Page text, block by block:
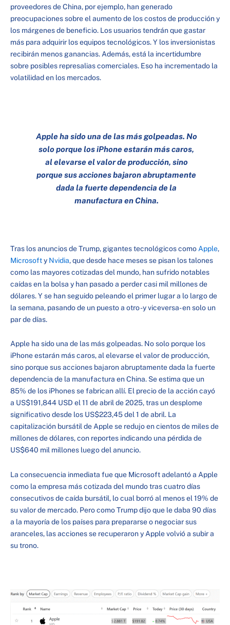
proveedores de China, por ejemplo, han generado
preocupaciones sobre el aumento de los costos de producción y
los márgenes de beneficio. Los usuarios tendrán que gastar
más para adquirir los equipos tecnológicos. Y los inversionistas
recibirán menos ganancias. Además, está la incertidumbre
sobre posibles represalias comerciales. Eso ha incrementado la
volatilidad en los mercados.
Apple ha sido una de las más golpeadas. No
solo porque los iPhone estarán más caros,
al elevarse el valor de producción, sino
porque sus acciones bajaron abruptamente
dada la fuerte dependencia de la
manufactura en China.
Tras los anuncios de Trump, gigantes tecnológicos como Apple,
Microsofty Nvidia, que desde hace meses se pisan los talones
como las mayores cotizadas del mundo, han sufrido notables
caídas en la bolsa y han pasado a perder casi mil millones de
dólares. Y se han seguido peleando el primer lugar a lo largo de
la semana, pasando de un puesto a otro -y viceversa- en solo un
par de días.
Apple ha sido una de las más golpeadas. No solo porque los
iPhone estarán más caros, al elevarse el valor de producción,
sino porque sus acciones bajaron abruptamente dada la fuerte
dependencia de la manufactura en China. Se estima que un
85% de los iPhones se fabrican allí. El precio de la acción cayó
a US$191,844 USD el 11 de abril de 2025, tras un desplome
significativo desde los US$223,45 del 1 de abril. La
capitalización bursátil de Apple se redujo en cientos de miles de
millones de dólares, con reportes indicando una pérdida de
US$640 mil millones luego del anuncio.
La consecuencia inmediata fue que Microsoft adelantó a Apple
como la empresa más cotizada del mundo tras cuatro días
consecutivos de caída bursátil, lo cual borró al menos el 19% de
su valor de mercado. Pero como Trump dijo que le daba 90 días
a la mayoría de los países para prepararse o negociar sus
aranceles, las acciones se recuperaron y Apple volvió a subir a
su trono.